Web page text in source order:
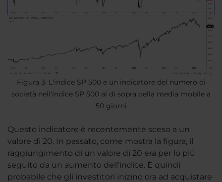
Figura 3: L'indice SP 500 e un indicatore del numero di
società nell'indice SP 500 al di sopra della media mobile a
50 giorni
Questo indicatore è recentemente sceso a un
valore di 20. In passato, come mostra la figura, il
raggiungimento di un valore di 20 era per lo più
seguito da un aumento dell'indice. È quindi
probabile che gli investitori inizino ora ad acquistare